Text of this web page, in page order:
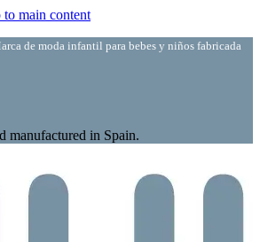
to main content
de moda infantil para bebes y niños fabricada
manufactured in Spain.